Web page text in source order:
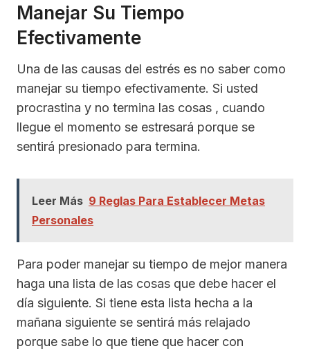
Manejar Su Tiempo
Efectivamente
Una de las causas del estrés es no saber como
manejar su tiempo efectivamente. Si usted
procrastina y no termina las cosas , cuando
llegue el momento se estresará porque se
sentirá presionado para termina.
Leer Más 9 Reglas Para Establecer Metas
Personales
Para poder manejar su tiempo de mejor manera
haga una lista de las cosas que debe hacer el
día siguiente. Si tiene esta lista hecha a la
mañana siguiente se sentirá más relajado
porque sabe lo que tiene que hacer con